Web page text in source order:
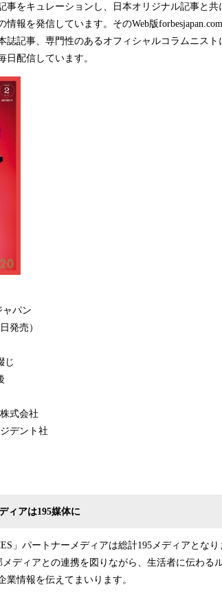
事をキュレーションし、日本オリジナル記事と
報を発信しています。そのWeb版
誌記事、専門性のあるオフィシャルコラムニスト
日配信しています。
パン
発売）
式会社
ント社
ィアは195媒体に
」パートナーメディアは総計195メディアとなり
ディアとの連携を図りながら、生活者に伝わる
業情報を伝えてまいります。